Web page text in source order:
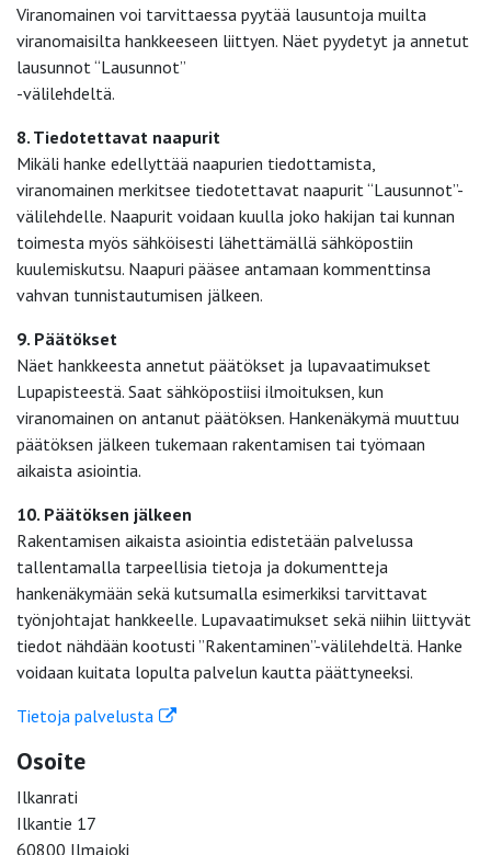
Viranomainen voi tarvittaessa pyytää lausuntoja muilta
viranomaisilta hankkeeseen liittyen. Näet pyydetyt ja annetut
lausunnot “Lausunnot”
-välilehdeltä.
8. Tiedotettavat naapurit
Mikäli hanke edellyttää naapurien tiedottamista,
viranomainen merkitsee tiedotettavat naapurit “Lausunnot”-
välilehdelle. Naapurit voidaan kuulla joko hakijan tai kunnan
toimesta myös sähköisesti lähettämällä sähköpostiin
kuulemiskutsu. Naapuri pääsee antamaan kommenttinsa
vahvan tunnistautumisen jälkeen.
9. Päätökset
Näet hankkeesta annetut päätökset ja lupavaatimukset
Lupapisteestä. Saat sähköpostiisi ilmoituksen, kun
viranomainen on antanut päätöksen. Hankenäkymä muuttuu
päätöksen jälkeen tukemaan rakentamisen tai työmaan
aikaista asiointia.
10. Päätöksen jälkeen
Rakentamisen aikaista asiointia edistetään palvelussa
tallentamalla tarpeellisia tietoja ja dokumentteja
hankenäkymään sekä kutsumalla esimerkiksi tarvittavat
työnjohtajat hankkeelle. Lupavaatimukset sekä niihin liittyvät
tiedot nähdään kootusti ”Rakentaminen”-välilehdeltä. Hanke
voidaan kuitata lopulta palvelun kautta päättyneeksi.
Tietoja palvelusta
Osoite
Ilkanrati
Ilkantie 17
60800 Ilmajoki